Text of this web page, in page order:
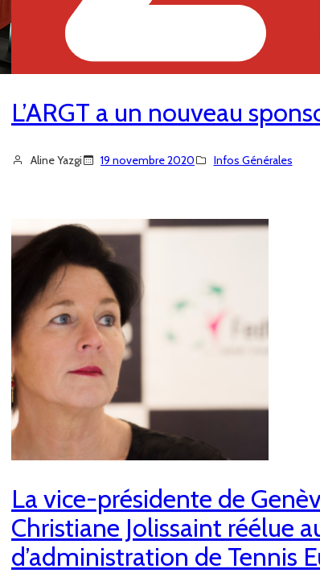
L’ARGT a un nouveau
Aline Yazgi 19 novembre 2020 Infos Générales
La vice-présidente de
Christiane Jolissaint réélue
d’administration de Tennis